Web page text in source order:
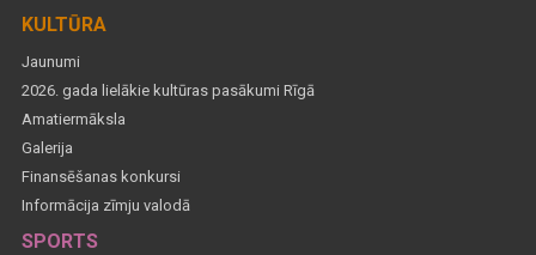
KULTŪRA
Jaunumi
2026. gada lielākie kultūras pasākumi Rīgā
Amatiermāksla
Galerija
Finansēšanas konkursi
Informācija zīmju valodā
SPORTS